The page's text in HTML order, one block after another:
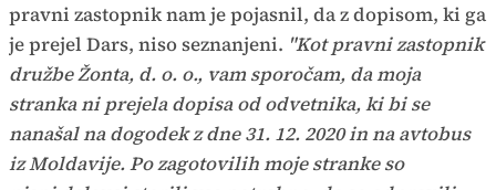
pravni zastopnik nam je pojasnil, da z dopisom, ki ga
je prejel Dars, niso seznanjeni. "Kot pravni zastopnik
družbe Žonta, d. o. o., vam sporočam, da moja
stranka ni prejela dopisa od odvetnika, ki bi se
nanašal na dogodek z dne 31. 12. 2020 in na avtobus
iz Moldavije. Po zagotovilih moje stranke so